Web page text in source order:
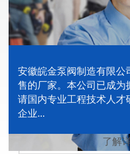
安徽皖金泵阀制造有限公
售的厂家。本公司已成为
请国内专业工程技术人才
企业...
了解